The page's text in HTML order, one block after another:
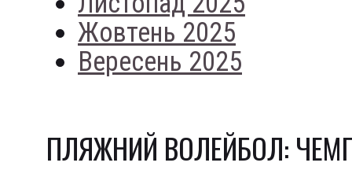
Жовтень 2025
Вересень 2025
ПЛЯЖНИЙ ВОЛЕЙБОЛ: